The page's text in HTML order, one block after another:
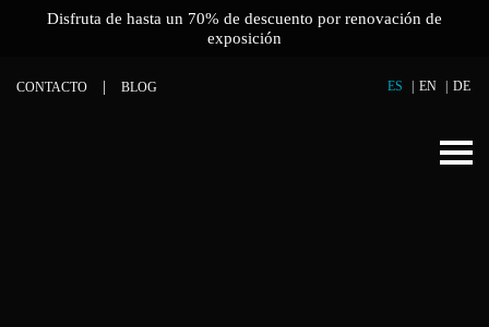
Disfruta de hasta un 70% de descuento por renovación de
exposición
CONTACTO BLOG ES EN DE